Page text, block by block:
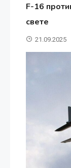
F-16
свете
21.09.2025